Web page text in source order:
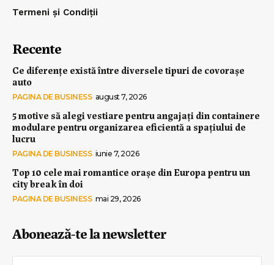
Termeni și Condiții
Recente
Ce diferențe există între diversele tipuri de covorașe
auto
PAGINA DE BUSINESS august 7, 2026
5 motive să alegi vestiare pentru angajați din containere
modulare pentru organizarea eficientă a spațiului de
lucru
PAGINA DE BUSINESS iunie 7, 2026
Top 10 cele mai romantice orașe din Europa pentru un
city break în doi
PAGINA DE BUSINESS mai 29, 2026
Abonează-te la newsletter